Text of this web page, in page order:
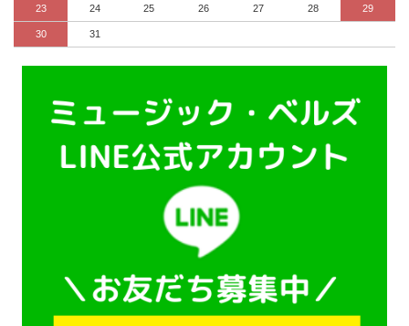
23 24 25 26 27 28 29
30 31